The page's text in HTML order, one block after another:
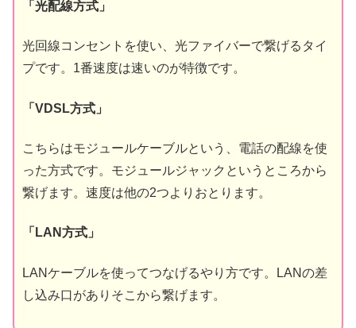
「光配線方式」
光回線コンセントを使い、光ファイバーで繋げるタイ
プです。1番速度は速いのが特徴です。
「VDSL方式」
こちらはモジュールケーブルという、電話の配線を使
った方式です。モジュールジャックというところから
繋げます。速度は他の2つよりおとります。
「LAN方式」
LANケーブルを使ってつなげるやり方です。LANの差
し込み口がありそこから繋げます。